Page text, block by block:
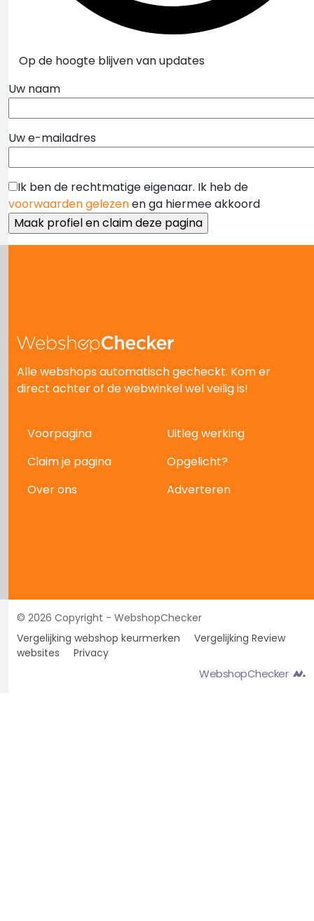
Op de hoogte blijven van updates
Uw naam
Uw e-mailadres
Ik ben de rechtmatige eigenaar. Ik heb de
voorwaarden gelezenen ga hiermee akkoord
Alle webshops automatisch gecheckt. Kom er
direct achter of de webwinkel wel veilig is!
Voorpagina
Uitleg werking
Claim je pagina
Opgelicht?
Over ons
Adverteren
© 2026 Copyright - WebshopChecker
Vergelijking webshop keurmerken
Vergelijking Review
websites
Privacy
WebshopChecker